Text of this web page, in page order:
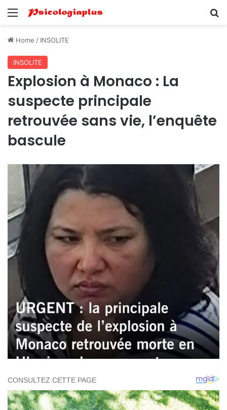
Menu
Home / INSOLITE
INSOLITE
Explosion à Monaco : La
suspecte principale
retrouvée sans vie, l’enquête
bascule